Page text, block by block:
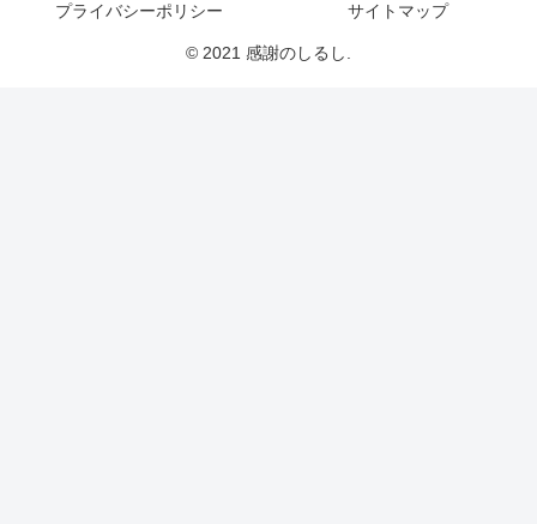
プライバシーポリシー サイトマップ
© 2021 感謝のしるし.